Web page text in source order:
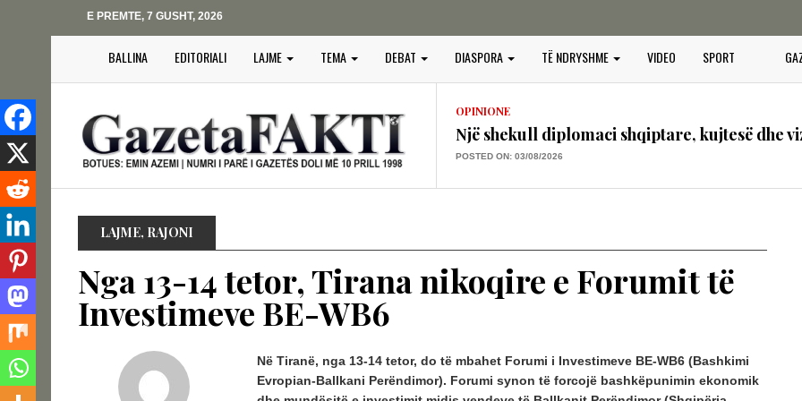
E PREMTE, 7 GUSHT, 2026
BALLINA EDITORIALI LAJME TEMA DEBAT DIASPORA TË NDRYSHME VIDEO SPORT
OPINIONE
Vendimet e Samitit të NATO –s në Ankara
POSTED ON: 16/07/2026
OPINIONE
Një shekull diplomaci shqiptare, kujtesë dhe
POSTED ON: 03/08/2026
OPINIONE
POSTED ON: 25/07/2026
OPINIONE
GURËT E KULTIT QË QAJNË, PLAGOSJA E
OPINIONE
PROJEKTI I PADUKSHËM I SPASTRIMIT
IDENTITETIT
LAJME, RAJONI
Nga 13-14 tetor, Tirana nikoqire e Forumit të
Investimeve BE-WB6
Në Tiranë, nga 13-14 tetor, do të mbahet Forumi i Investimeve BE-WB6 (Bashkimi
Evropian-Ballkani Perëndimor). Forumi synon të forcojë bashkëpunimin ekonomik